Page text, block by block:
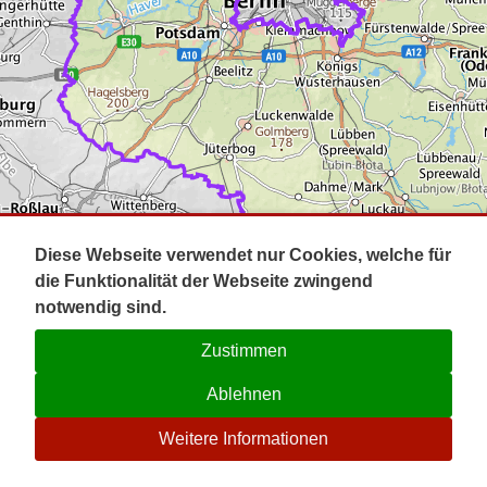
Impressum
Kontakt
☉
Diese Webseite verwendet nur Cookies, welche für
die Funktionalität der Webseite zwingend
notwendig sind.
Zustimmen
Ablehnen
Weitere Informationen